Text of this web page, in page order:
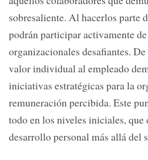
sobresaliente. Al hacerlos parte
podrán participar activamente
organizacionales desafiantes.
valor individual al empleado
iniciativas estratégicas para la
remuneración percibida. Este
todo en los niveles iniciales,
desarrollo personal más allá del